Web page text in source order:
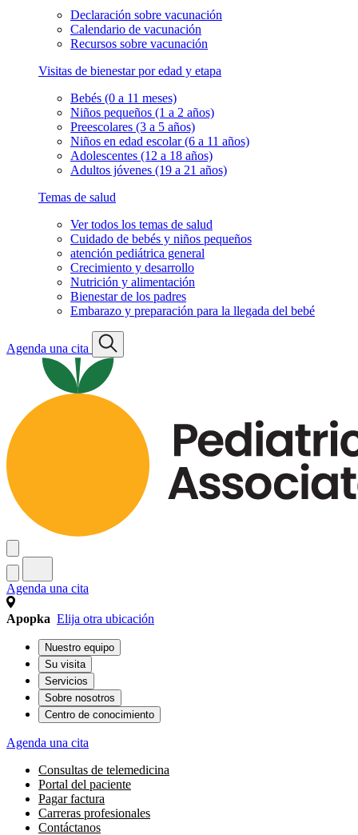
Declaración sobre vacunación
Calendario de vacunación
Recursos sobre vacunación
Visitas de bienestar por edad y etapa
Bebés (0 a 11 meses)
Niños pequeños (1 a 2 años)
Preescolares (3 a 5 años)
Niños en edad escolar (6 a 11 años)
Adolescentes (12 a 18 años)
Adultos jóvenes (19 a 21 años)
Temas de salud
Ver todos los temas de salud
Cuidado de bebés y niños pequeños
atención pediátrica general
Crecimiento y desarrollo
Nutrición y alimentación
Bienestar de los padres
Embarazo y preparación para la llegada del bebé
Agenda una cita
Agenda una cita
Apopka Elija otra ubicación
Nuestro equipo
Su visita
Servicios
Sobre nosotros
Centro de conocimiento
Agenda una cita
Consultas de telemedicina
Portal del paciente
Pagar factura
Carreras profesionales
Contáctanos